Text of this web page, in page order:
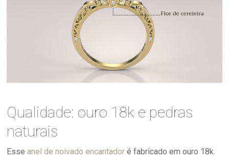
Qualidade: ouro 18k e pedras
naturais
Esseanel de noivado encantador é fabricado em ouro 18k.